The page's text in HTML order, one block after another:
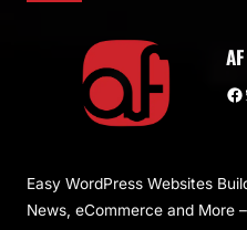
Facebook
Easy WordPress Websites
News, eCommerce and More